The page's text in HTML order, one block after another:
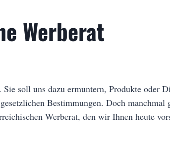
Werberat
soll uns dazu ermuntern, Produkte oder
Bestimmungen. Doch
Werberat, den wir Ihnen heute